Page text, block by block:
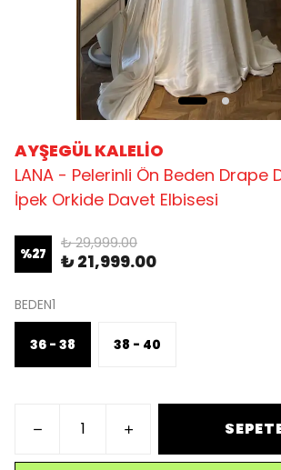
AYŞEGÜL KALELİO
LANA - Pelerinli Ön Beden Drape
İpek Orkide Davet Elbisesi
%27
₺ 29,999.00
₺ 21,999.00
BEDEN1
36 - 38 38 - 40